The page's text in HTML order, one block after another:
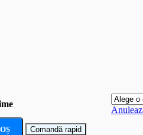
Belle, Frumoasa si Bestia, cu
Comandă rapid